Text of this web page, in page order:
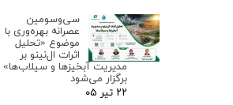
سی‌وسومین
عصرانه بهره‌وری با
موضوع «تحلیل
اثرات ال‌نینو بر
مدیریت آبخیزها و سیلاب‌ها»
برگزار می‌شود
۲۲ تیر ۰۵